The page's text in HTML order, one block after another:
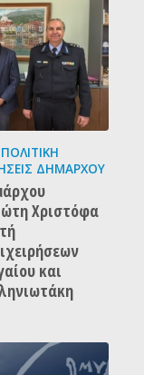
ΠΟΛΙΤΙΚΉ
ΔΗΜΆΡΧΟΥ
Χριστόφα
και